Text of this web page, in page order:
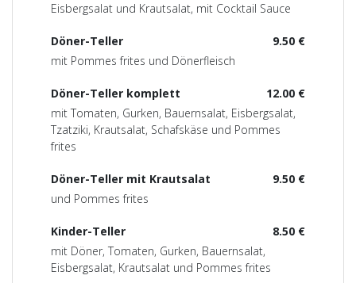
Eisbergsalat und Krautsalat, mit Cocktail Sauce
9.50 €
Döner-Teller
mit Pommes frites und Dönerfleisch
12.00 €
Döner-Teller komplett
mit Tomaten, Gurken, Bauernsalat, Eisbergsalat,
Tzatziki, Krautsalat, Schafskäse und Pommes
frites
9.50 €
Döner-Teller mit Krautsalat
und Pommes frites
8.50 €
Kinder-Teller
mit Döner, Tomaten, Gurken, Bauernsalat,
Eisbergsalat, Krautsalat und Pommes frites